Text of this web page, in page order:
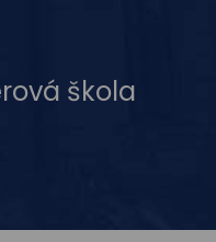
škola